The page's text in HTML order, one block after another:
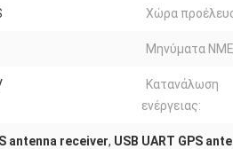
Χώρα
Μηνύματα
Κατανάλωση
ενέργειας:
antenna receiver, USB UART GPS